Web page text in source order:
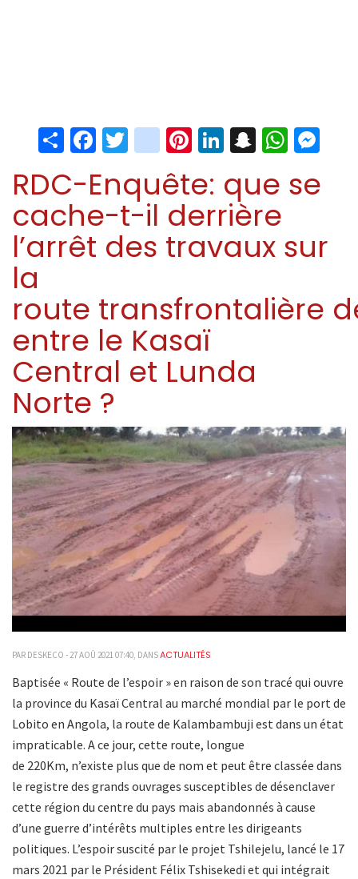
ShareFacebook
Twitter
instagram
Pinterest
LinkedIn
Snapchat
RDC-Enquête: que se
cache-t-il derrière
l’arrêt des travaux sur
la
route transfrontalière
entre le Kasaï
Central et Lunda
Norte ?
PAR DESKECO - 27 AOÛ 2021 07:40, DANSACTUALITÉS
Baptisée « Route de l’espoir » en raison de son tracé qui ouvre
la province du Kasaï Central au marché mondial par le port de
Lobito en Angola, la route de Kalambambuji est dans un état
impraticable. A ce jour, cette route, longue
de 220Km, n’existe plus que de nom et peut être classée dans
le registre des grands ouvrages susceptibles de désenclaver
cette région du centre du pays mais abandonnés à cause
d’une guerre d’intérêts multiples entre les dirigeants
politiques. L’espoir suscité par le projet Tshilejelu, lancé le 17
mars 2021 par le Président Félix Tshisekedi et qui intégrait